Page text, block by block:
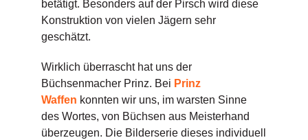
betätigt. Besonders auf der Pirsch wird diese
Konstruktion von vielen Jägern sehr
geschätzt.
Wirklich überrascht hat uns der
Büchsenmacher Prinz. Bei Prinz
Waffen konnten wir uns, im warsten Sinne
des Wortes, von Büchsen aus Meisterhand
überzeugen. Die Bilderserie dieses individuell